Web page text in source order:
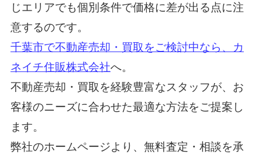
じエリアでも個別条件で価格に差が出る点に注
意するのです。
千葉市で不動産売却・買取をご検討中なら、カ
ネイチ住販株式会社へ。
不動産売却・買取を経験豊富なスタッフが、お
客様のニーズに合わせた最適な方法をご提案し
ます。
弊社のホームページより、無料査定・相談を承